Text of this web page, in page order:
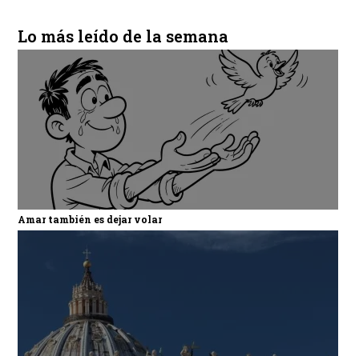
Lo más leído de la semana
Amar también es dejar volar